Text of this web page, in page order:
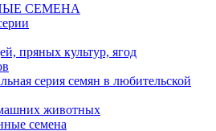
СЕМЕНА
пряных культур, ягод
серия семян в любительской
животных
семена